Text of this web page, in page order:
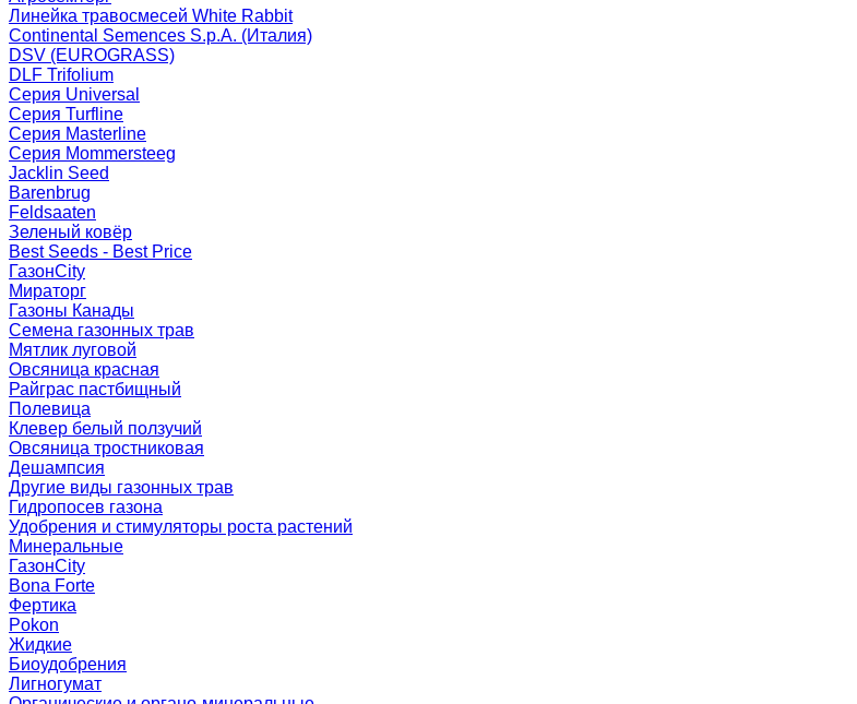
Линейка травосмесей White Rabbit
Continental Semences S.p.A. (Италия)
DSV (EUROGRASS)
DLF Trifolium
Серия Universal
Серия Turfline
Серия Masterline
Серия Mommersteeg
Jacklin Seed
Barenbrug
Feldsaaten
Зеленый ковёр
Best Seeds - Best Price
ГазонCity
Мираторг
Газоны Канады
Семена газонных трав
Мятлик луговой
Овсяница красная
Райграс пастбищный
Полевица
Клевер белый ползучий
Овсяница тростниковая
Дешампсия
Другие виды газонных трав
Гидропосев газона
Удобрения и стимуляторы роста растений
Минеральные
ГазонCity
Bona Forte
Фертика
Pokon
Жидкие
Биоудобрения
Лигногумат